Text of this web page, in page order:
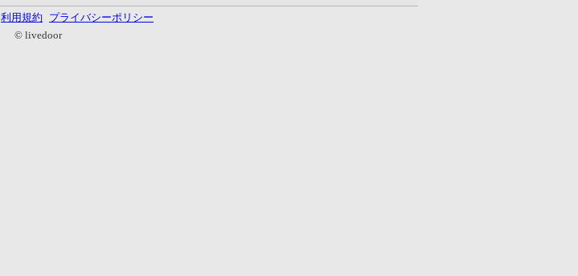
利用規約
プライバシーポリシー
© livedoor